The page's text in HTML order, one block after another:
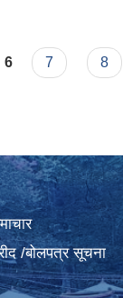
6 7 8
/बोलपत्र सूचना